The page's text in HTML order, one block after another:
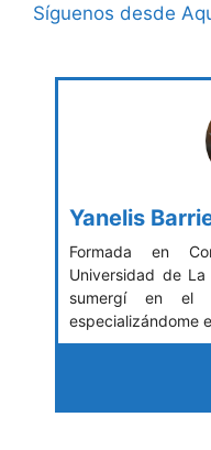
Síguenos desde
Yanelis
Formada en
Universidad de
sumergí en el
especializándome